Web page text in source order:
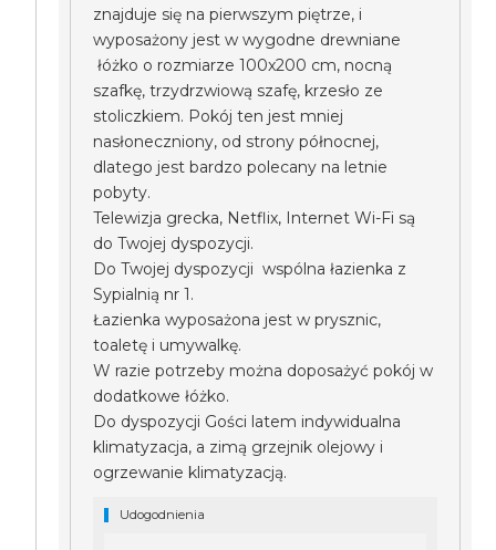
znajduje się na pierwszym piętrze, i
wyposażony jest w wygodne drewniane
łóżko o rozmiarze 100x200 cm, nocną
szafkę, trzydrzwiową szafę, krzesło ze
stoliczkiem. Pokój ten jest mniej
nasłoneczniony, od strony północnej,
dlatego jest bardzo polecany na letnie
pobyty.
Telewizja grecka, Netflix, Internet Wi-Fi są
do Twojej dyspozycji.
Do Twojej dyspozycji wspólna łazienka z
Sypialnią nr 1.
Łazienka wyposażona jest w prysznic,
toaletę i umywalkę.
W razie potrzeby można doposażyć pokój w
dodatkowe łóżko.
Do dyspozycji Gości latem indywidualna
klimatyzacja, a zimą grzejnik olejowy i
ogrzewanie klimatyzacją.
Udogodnienia